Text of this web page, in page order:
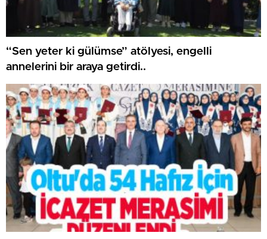
“Sen yeter ki gülümse” atölyesi, engelli
annelerini bir araya getirdi..